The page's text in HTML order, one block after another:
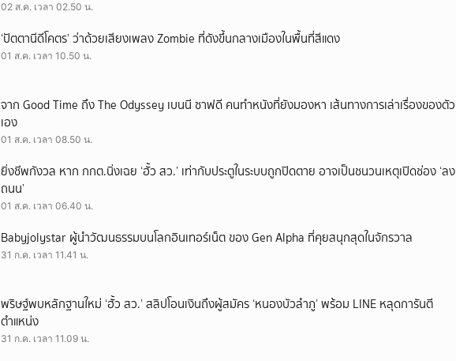
02 ส.ค. เวลา 02.50 น.
‘ปัตตานีดีโคตร’ ว่าด้วยเสียงเพลง Zombie ที่ดังขึ้นกลางเมืองในพื้นที่สีแดง
01 ส.ค. เวลา 10.50 น.
จาก Good Time ถึง The Odyssey เบนนี ซาฟดี คนทำหนังที่ยังมองหา เส้นทางการเล่าเรื่องของตัว
เอง
01 ส.ค. เวลา 08.50 น.
ยิ่งชีพกังวล หาก กกต.นิ่งเฉย ‘ฮั้ว สว.’ เท่ากับประตูในระบบถูกปิดตาย อาจเป็นชนวนเหตุเปิดช่อง ‘ลง
ถนน’
01 ส.ค. เวลา 06.40 น.
Babyjolystar ผู้นำวัฒนธรรมบนโลกอินเทอร์เน็ต ของ Gen Alpha ที่คุยสนุกสุดในจักรวาล
31 ก.ค. เวลา 11.41 น.
พริษฐ์พบหลักฐานใหม่ ‘ฮั้ว สว.’ สลิปโอนเงินถึงผู้สมัคร ‘หนองบัวลำภู’ พร้อม LINE หลุดการันตี
ตำแหน่ง
31 ก.ค. เวลา 11.09 น.